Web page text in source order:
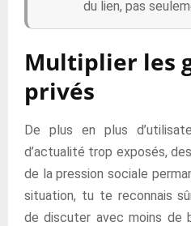
du lien, pas
Multiplier les
privés
De plus en plus
d’actualité trop exposés,
de la pression sociale
situation, tu te reconnais
de discuter avec moins de